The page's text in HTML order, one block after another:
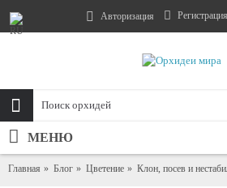
Авторизация Регистрация
МЕНЮ
Главная Блог Цветение Клон, посев и